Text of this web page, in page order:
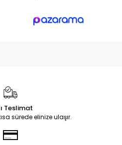
Teslimat
sürede elinize ulaşır.